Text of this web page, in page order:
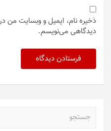
ذخیره نام، ایمیل و وبسایت من
دیدگاهی می‌نویسم.